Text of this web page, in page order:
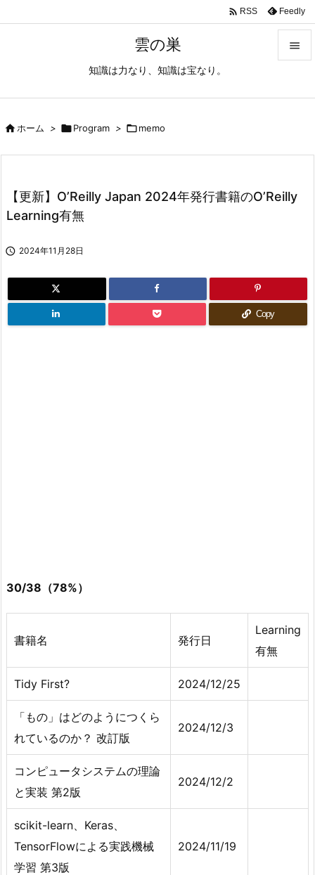
雲の巣
知識は力なり、知識は宝なり。

次へ
 RSS Feedly
ホーム > Program > memo
【更新】O’Reilly Japan 2024年発行書籍のO’Reilly
Learning有無
 2024年11月28日
Copy
30/38（78%）
書籍名 発行日
Learning
有無
Tidy First? 2024/12/25
「もの」はどのようにつくら
れているのか？ 改訂版
2024/12/3
コンピュータシステムの理論
と実装 第2版
2024/12/2
scikit-learn、Keras、
TensorFlowによる実践機械
学習 第3版
2024/11/19